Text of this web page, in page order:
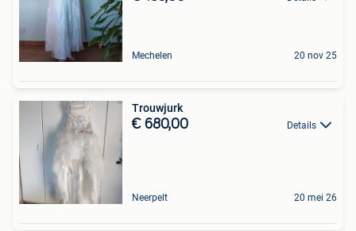
Mechelen 20 nov 25
Trouwjurk
€ 680,00 Details
Neerpelt 20 mei 26